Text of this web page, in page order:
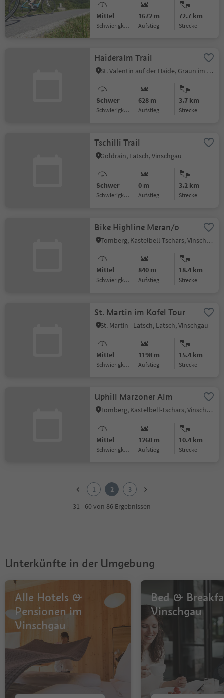
Mittel
Schwierigkeitsgrad
1672 m
Aufstieg
72.7 km
Strecke
Haideralm Trail
St. Valentin auf der Haide, Graun im Vinschgau, Vinschgau
Schwer
Schwierigkeitsgrad
628 m
Aufstieg
3.7 km
Strecke
Tschilli Trail
Goldrain, Latsch, Vinschgau
Schwer
Schwierigkeitsgrad
0 m
Aufstieg
3.2 km
Strecke
Bike Highline Meran/o
Tomberg, Kastelbell-Tschars, Vinschgau
Mittel
Schwierigkeitsgrad
840 m
Aufstieg
18.4 km
Strecke
St. Martin im Kofel Tour
St. Martin - Latsch, Latsch, Vinschgau
Mittel
Schwierigkeitsgrad
1198 m
Aufstieg
15.4 km
Strecke
Uphill Marzoner Alm
Tomberg, Kastelbell-Tschars, Vinschgau
Mittel
Schwierigkeitsgrad
1260 m
Aufstieg
10.4 km
Strecke
1 2
3
31 - 60 von 86 Ergebnissen
Unterkünfte in der Umgebung
Alle Hotels &
Pensionen im
Vinschgau
Bed &
Vinschgau